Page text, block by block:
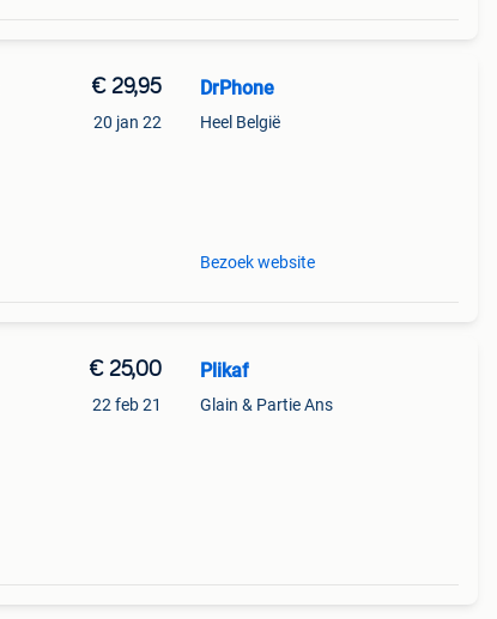
€ 29,95
20 jan 22
DrPhone
Heel België
Bezoek website
€ 25,00
22 feb 21
Plikaf
Glain & Partie Ans